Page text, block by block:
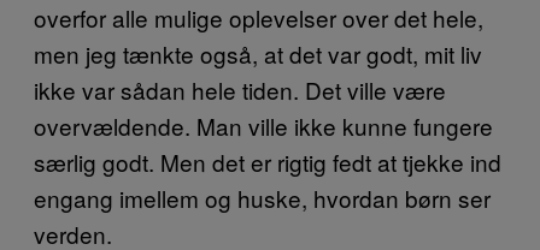
overfor alle mulige oplevelser over det hele,
men jeg tænkte også, at det var godt, mit liv
ikke var sådan hele tiden. Det ville være
overvældende. Man ville ikke kunne fungere
særlig godt. Men det er rigtig fedt at tjekke ind
engang imellem og huske, hvordan børn ser
verden.